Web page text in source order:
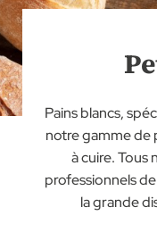
Pains blancs,
notre gamme de
à cuire. Tous
professionnels
la grande